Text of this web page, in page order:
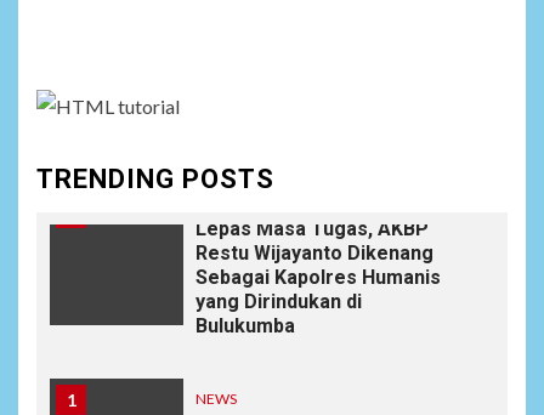
TRENDING POSTS
Lepas Masa Tugas, AKBP
Restu Wijayanto Dikenang
Sebagai Kapolres Humanis
yang Dirindukan di
Bulukumba
1 NEWS